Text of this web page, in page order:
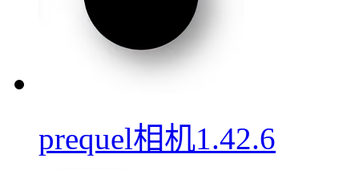
prequel相机1.42.6